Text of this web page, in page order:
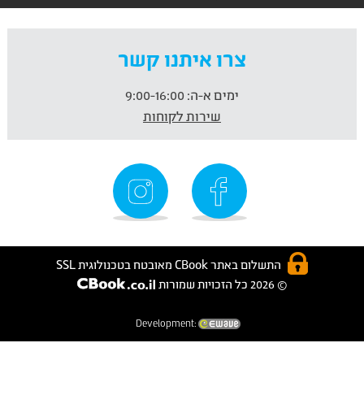
צרו איתנו קשר
ימים א-ה:
שירות לקוחות
התשלום באתר CBook מאובטח בטכנולוגית SSL
© 2026 כל הזכויות שמורות
Development: